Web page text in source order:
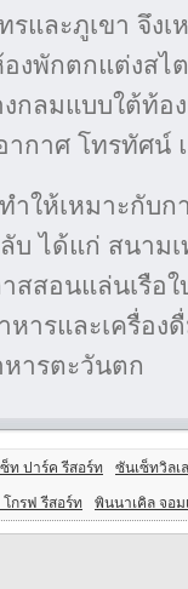
ละภูเขา จึงเ
งพักตกแต่งสไ
กลมแบบใต้ท้อ
ากาศ โทรทัศน์
ำให้เหมาะกับ
บ ได้แก่ สนาม
สสอนแล่นเรือ
ารและเครื่อง
หารตะวันตก
ท ปาร์ค รีสอร์ท ซันเซ็ทวิลเ
กรฟ รีสอร์ท พินนาเคิล จอ